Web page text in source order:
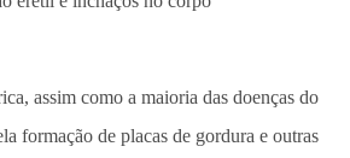
assim como a maioria das doenças do
formação de placas de gordura e outras